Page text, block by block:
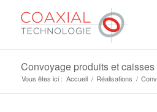
Convoyage produits et caisses
Vous êtes ici : Accueil / Réalisations /